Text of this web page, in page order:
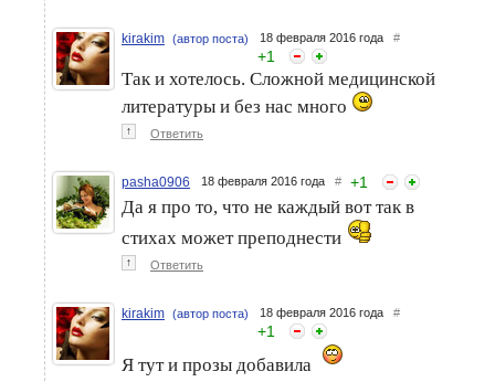
kirakim (автор поста) 18 февраля 2016 года #
+1
Так и хотелось. Сложной медицинской
литературы и без нас много
↑ Ответить
pasha0906 18 февраля 2016 года # +1
Да я про то, что не каждый вот так в
стихах может преподнести
↑ Ответить
kirakim (автор поста) 18 февраля 2016 года #
+1
Я тут и прозы добавила